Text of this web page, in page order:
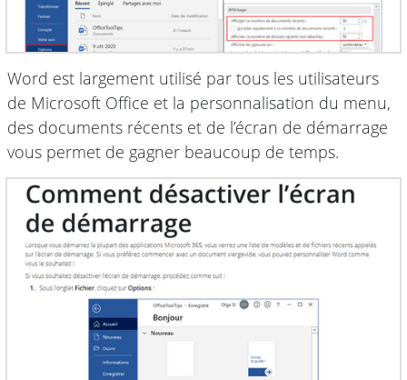
Word est largement utilisé par tous les utilisateurs
de Microsoft Office et la personnalisation du menu,
des documents récents et de l’écran de démarrage
vous permet de gagner beaucoup de temps.